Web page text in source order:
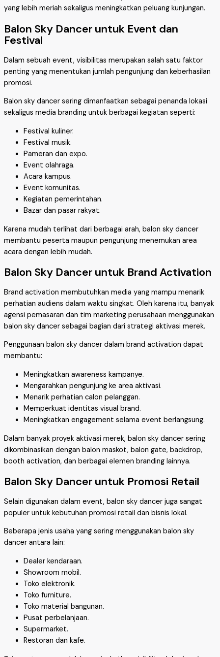
yang lebih meriah sekaligus meningkatkan peluang kunjungan.
Balon Sky Dancer untuk Event dan
Festival
Dalam sebuah event, visibilitas merupakan salah satu faktor
penting yang menentukan jumlah pengunjung dan keberhasilan
promosi.
Balon sky dancer sering dimanfaatkan sebagai penanda lokasi
sekaligus media branding untuk berbagai kegiatan seperti:
Festival kuliner.
Festival musik.
Pameran dan expo.
Event olahraga.
Acara kampus.
Event komunitas.
Kegiatan pemerintahan.
Bazar dan pasar rakyat.
Karena mudah terlihat dari berbagai arah, balon sky dancer
membantu peserta maupun pengunjung menemukan area
acara dengan lebih mudah.
Balon Sky Dancer untuk Brand Activation
Brand activation membutuhkan media yang mampu menarik
perhatian audiens dalam waktu singkat. Oleh karena itu, banyak
agensi pemasaran dan tim marketing perusahaan menggunakan
balon sky dancer sebagai bagian dari strategi aktivasi merek.
Penggunaan balon sky dancer dalam brand activation dapat
membantu:
Meningkatkan awareness kampanye.
Mengarahkan pengunjung ke area aktivasi.
Menarik perhatian calon pelanggan.
Memperkuat identitas visual brand.
Meningkatkan engagement selama event berlangsung.
Dalam banyak proyek aktivasi merek, balon sky dancer sering
dikombinasikan dengan balon maskot, balon gate, backdrop,
booth activation, dan berbagai elemen branding lainnya.
Balon Sky Dancer untuk Promosi Retail
Selain digunakan dalam event, balon sky dancer juga sangat
populer untuk kebutuhan promosi retail dan bisnis lokal.
Beberapa jenis usaha yang sering menggunakan balon sky
dancer antara lain:
Dealer kendaraan.
Showroom mobil.
Toko elektronik.
Toko furniture.
Toko material bangunan.
Pusat perbelanjaan.
Supermarket.
Restoran dan kafe.